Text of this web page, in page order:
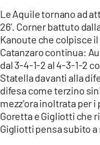
Le Aquile tornano ad
26’. Corner battuto
Kanoute che colpisce
Catanzaro continua:
dal 3-4-1-2 al 4-3-1-2
Statella davanti alla
difesa come terzino
mezz’ora inoltrata per
Goretta e Gigliotti che
Gigliotti pensa subito